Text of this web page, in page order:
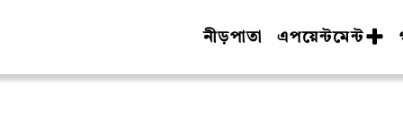
নীড়পাতা এপয়েন্টমেন্ট